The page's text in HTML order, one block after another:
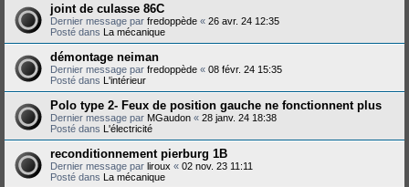
joint de culasse 86C
Dernier message par fredoppède « 26 avr. 24 12:35
Posté dans La mécanique
démontage neiman
Dernier message par fredoppède « 08 févr. 24 15:35
Posté dans L'intérieur
Polo type 2- Feux de position gauche ne fonctionnent plus
Dernier message par MGaudon « 28 janv. 24 18:38
Posté dans L'électricité
reconditionnement pierburg 1B
Dernier message par liroux « 02 nov. 23 11:11
Posté dans La mécanique